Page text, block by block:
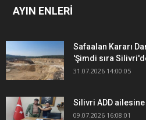
AYIN ENLERİ
Safaalan Kararı
'Şimdi sıra
31.07.2026 14:00:05
Silivri ADD
09.07.2026 16:08:01